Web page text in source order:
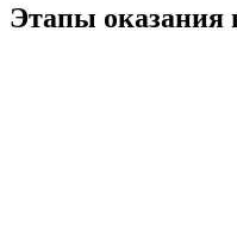
Этапы